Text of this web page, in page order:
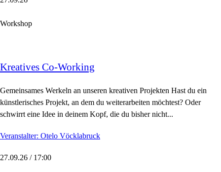
Workshop
Kreatives Co-Working
Gemeinsames Werkeln an unseren kreativen Projekten Hast du ein
künstlerisches Projekt, an dem du weiterarbeiten möchtest? Oder
schwirrt eine Idee in deinem Kopf, die du bisher nicht...
Veranstalter: Otelo Vöcklabruck
27.09.26 / 17:00